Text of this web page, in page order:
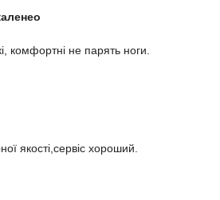
комфортні не парять ноги.
якості,сервіс хороший.